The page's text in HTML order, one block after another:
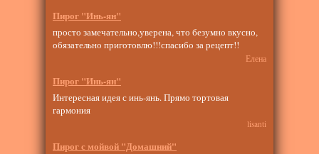
Пирог "Инь-ян"
просто замечательно,уверена, что безумно вкусно,
обязательно приготовлю!!!спасибо за рецепт!!
Елена
Пирог "Инь-ян"
Интересная идея с инь-янь. Прямо тортовая
гармония
lisanti
Пирог с мойвой "Домашний"